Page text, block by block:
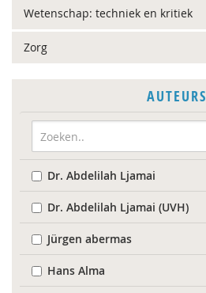
Wetenschap: techniek en kritiek
Zorg
AUTEURS
Dr. Abdelilah Ljamai
Dr. Abdelilah Ljamai (UVH)
Jürgen abermas
Hans Alma